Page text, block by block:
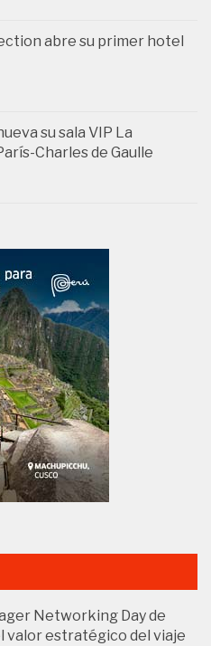
abre su primer hotel
su sala VIP La
Charles de Gaulle
Networking Day de
valor estratégico del viaje